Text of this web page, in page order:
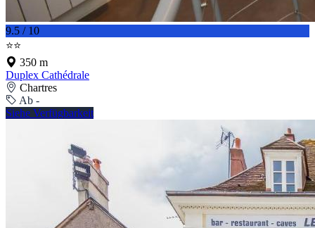
9.5 / 10
⭐⭐
350 m
Duplex Cathédrale
Chartres
Ab -
Siehe Verfügbarkeit